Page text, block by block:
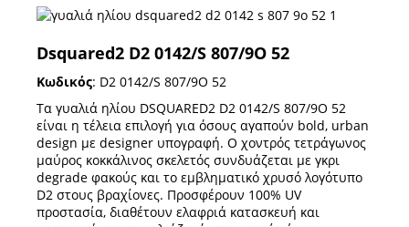
Dsquared2 D2 0142/S 807/9O 52
Κωδικός: D2 0142/S 807/9O 52
Τα γυαλιά ηλίου DSQUARED2 D2 0142/S 807/9O 52
είναι η τέλεια επιλογή για όσους αγαπούν bold, urban
design με designer υπογραφή. Ο χοντρός τετράγωνος
μαύρος κοκκάλινος σκελετός συνδυάζεται με γκρι
degrade φακούς και το εμβληματικό χρυσό λογότυπο
D2 στους βραχίονες. Προσφέρουν 100% UV
προστασία, διαθέτουν ελαφριά κατασκευή και